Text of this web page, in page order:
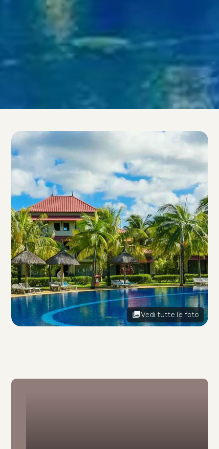
Vedi tutte le foto